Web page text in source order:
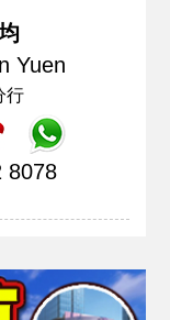
Yuen
行
8078